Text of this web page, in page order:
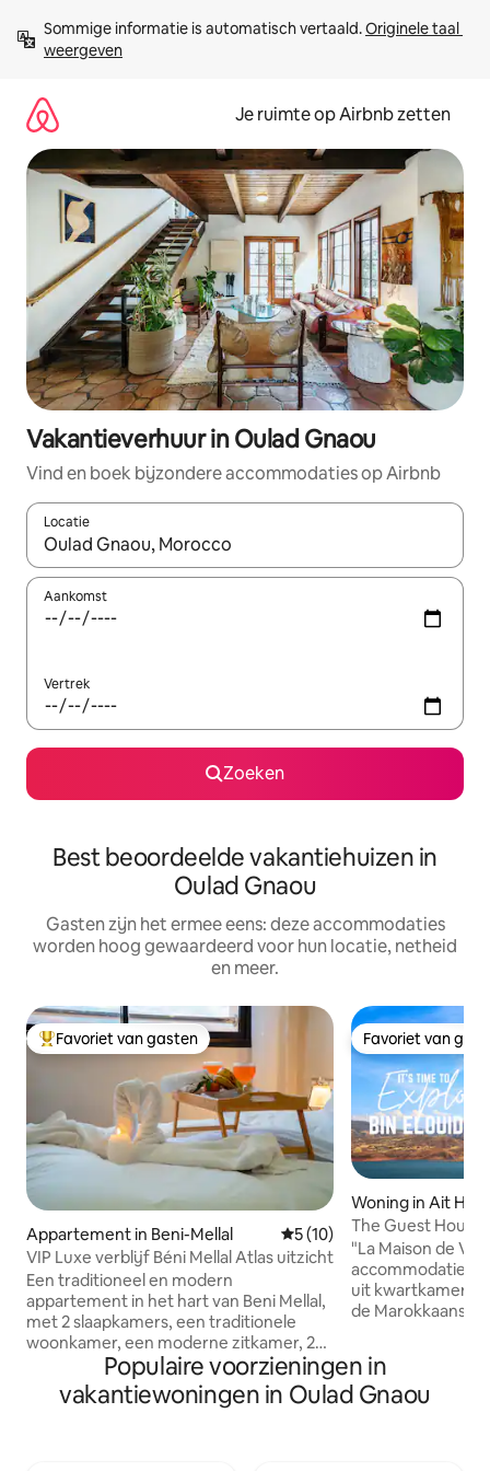
direct
naar
Sommige informatie is automatisch vertaald. Originele taal
weergeven
Je ruimte op Airbnb zetten
Vakantieverhuur in Oulad Gnaou
Vind en boek bijzondere accommodaties op Airbnb
Locatie
Wanneer er suggesties beschikbaar zijn, maak je een keuze
Aankomst
Vertrek
Zoeken
Best beoordeelde vakantiehuizen in
Oulad Gnaou
Gasten zijn het ermee eens: deze accommodaties
worden hoog gewaardeerd voor hun locatie, netheid
en meer.
Topfavoriet van gasten
Favoriet van gasten
Appartement in Beni-Mellal Gemiddelde beoordeling
5 (10)
VIP Luxe verblijf Béni Mellal Atlas uitzicht
Een traditioneel en modern
appartement in het hart van Beni Mellal,
met 2 slaapkamers, een traditionele
woonkamer, een moderne zitkamer, 2
toiletten, 2 douches, een keuken
uitgerust met kookgerei, een balkon
met uitzicht op de straat, een lift,
Favoriet van
Favoriet van
Woning in Ait
The Guest House
"La Maison de
accommodatie in
uit kwartkamers,
de Marokkaanse
hun decoratie
meubels of oude
interessante
Populaire voorzieningen in
vakantiewoningen in Oulad Gnaou